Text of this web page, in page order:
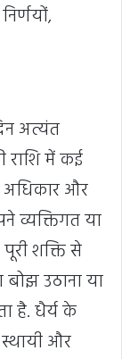
अत्यंत
राशि में कई
अधिकार और
व्यक्तिगत या
शक्ति से
उठाना या
है. धैर्य के
और